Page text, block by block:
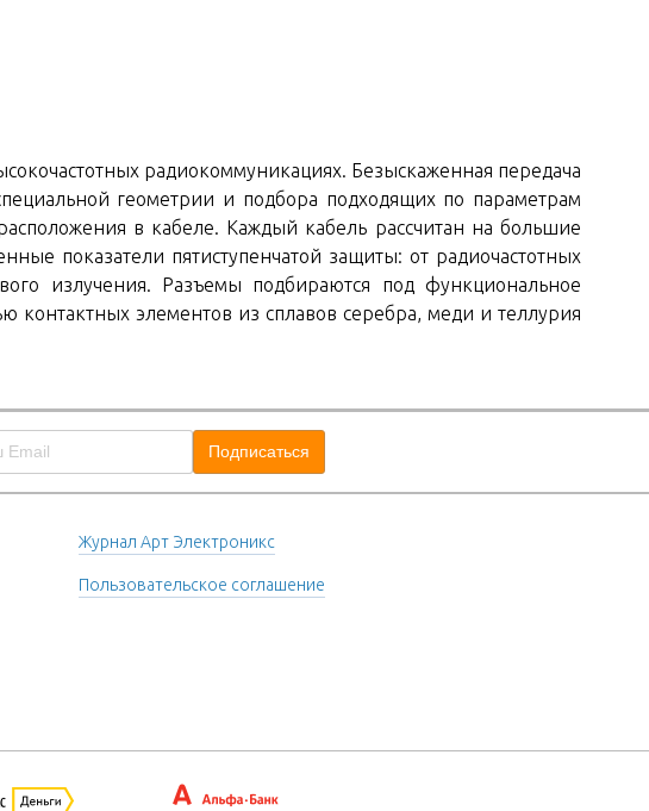
радиокоммуникациях. Безыскаженная передача
геометрии и подбора подходящих по параметрам
в кабеле. Каждый кабель рассчитан на большие
показатели пятиступенчатой защиты: от радиочастотных
излучения. Разъемы подбираются под функциональное
контактных элементов из сплавов серебра, меди и теллурия
Журнал Арт Электроникс
Пользовательское соглашение